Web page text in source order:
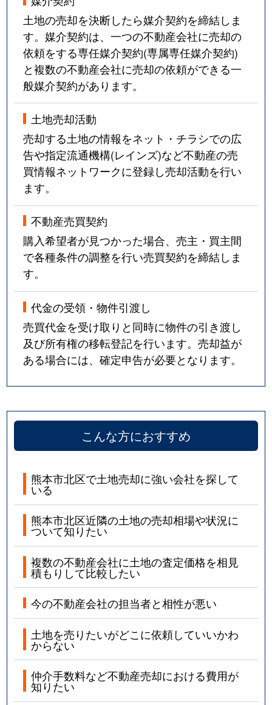
土地の売却を決断したら媒介契約を締結しま
す。媒介契約は、一つの不動産会社に売却の
依頼をする専任媒介契約(専属専任媒介契約)
と複数の不動産会社に売却の依頼ができる一
般媒介契約があります。
土地売却活動
売却する土地の情報をネット・チラシでの広
告や指定流通機構(レインズ)など不動産の売
買情報ネットワークに登録し売却活動を行い
ます。
不動産売買契約
購入希望者が見つかった場合、売主・買主間
で各種条件の調整を行い売買契約を締結しま
す。
代金の受領・物件引渡し
売買代金を受け取りと同時に物件の引き渡し
及び所有権の移転登記を行います。売却益が
ある場合には、確定申告が必要となります。
こんな方におすすめ
熊本市北区で土地売却に強い会社を探して
いる
熊本市北区近隣の土地の売却相場や状況に
ついて知りたい
複数の不動産会社に土地の査定価格を相見
積もりして比較したい
今の不動産会社の担当者と相性が悪い
土地を売りたいがどこに依頼していいかわ
からない
仲介手数料など不動産売却における費用が
知りたい